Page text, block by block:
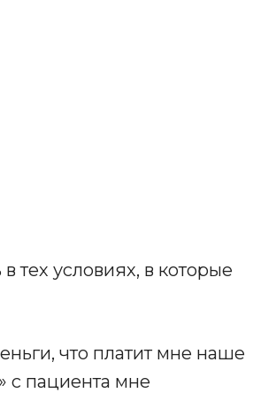
тех условиях, в которые
что платит мне наше
с пациента мне